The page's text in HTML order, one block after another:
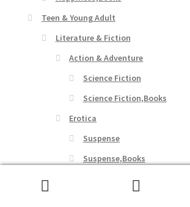
Teen & Young Adult
Literature & Fiction
Action & Adventure
Science Fiction
Science Fiction,Books
Erotica
Suspense
Suspense,Books